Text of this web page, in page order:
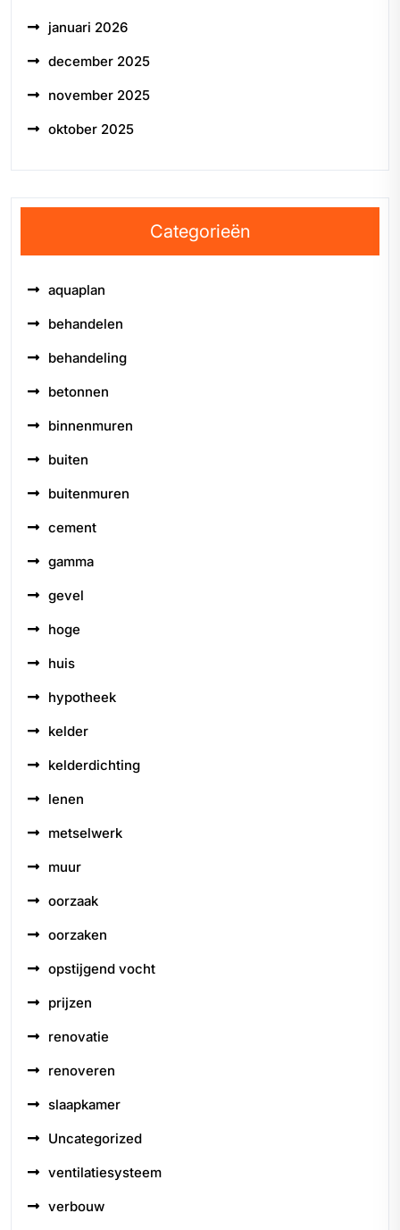
januari 2026
december 2025
november 2025
oktober 2025
Categorieën
aquaplan
behandelen
behandeling
betonnen
binnenmuren
buiten
buitenmuren
cement
gamma
gevel
hoge
huis
hypotheek
kelder
kelderdichting
lenen
metselwerk
muur
oorzaak
oorzaken
opstijgend vocht
prijzen
renovatie
renoveren
slaapkamer
Uncategorized
ventilatiesysteem
verbouw